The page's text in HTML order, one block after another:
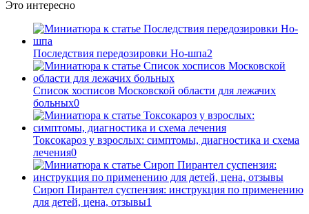
Это интересно
Последствия передозировки Но-шпа2
Список хосписов Московской области для лежачих
больных0
Токсокароз у взрослых: симптомы, диагностика и схема
лечения0
Сироп Пирантел суспензия: инструкция по применению
для детей, цена, отзывы1